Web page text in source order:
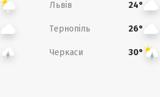
Львів 24°
Тернопіль 26°
Черкаси 30°